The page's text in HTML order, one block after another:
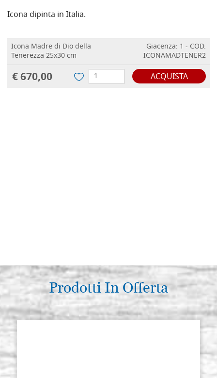
Icona dipinta in Italia.
Icona Madre di Dio della
Tenerezza 25x30 cm
Giacenza: 1 - COD.
ICONAMADTENER2
€ 670,00 ACQUISTA
Prodotti In Offerta